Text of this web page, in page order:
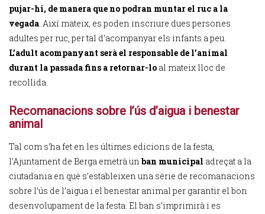
pujar-hi, de manera que no podran muntar el ruc a la
vegada. Així mateix, es poden inscriure dues persones
adultes per ruc, per tal d’acompanyar els infants a peu.
L’adult acompanyant serà el responsable de l’animal
durant la passada fins a retornar-lo al mateix lloc de
recollida.
Recomanacions sobre l’ús d’aigua i benestar
animal
Tal com s’ha fet en les últimes edicions de la festa,
l’Ajuntament de Berga emetrà un ban municipal adreçat a la
ciutadania en què s’estableixen una sèrie de recomanacions
sobre l’ús de l’aigua i el benestar animal per garantir el bon
desenvolupament de la festa. El ban s’imprimirà i es